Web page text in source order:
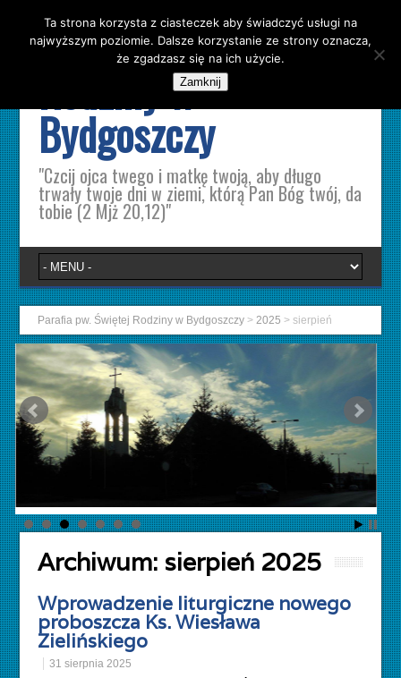
Parafia pw. Świętej
Rodziny w
Bydgoszczy
"Czcij ojca twego i matkę twoją, aby długo
trwały twoje dni w ziemi, którą Pan Bóg twój, da
tobie (2 Mjż 20,12)"
Parafia pw. Świętej Rodziny w Bydgoszczy >2025 >sierpień
Archiwum: sierpień 2025
Wprowadzenie liturgiczne nowego
proboszcza Ks. Wiesława
Zielińskiego
31 sierpnia 2025
Ta strona korzysta z ciasteczek aby świadczyć usługi na
najwyższym poziomie. Dalsze korzystanie ze strony oznacza,
że zgadzasz się na ich użycie.
Zamknij